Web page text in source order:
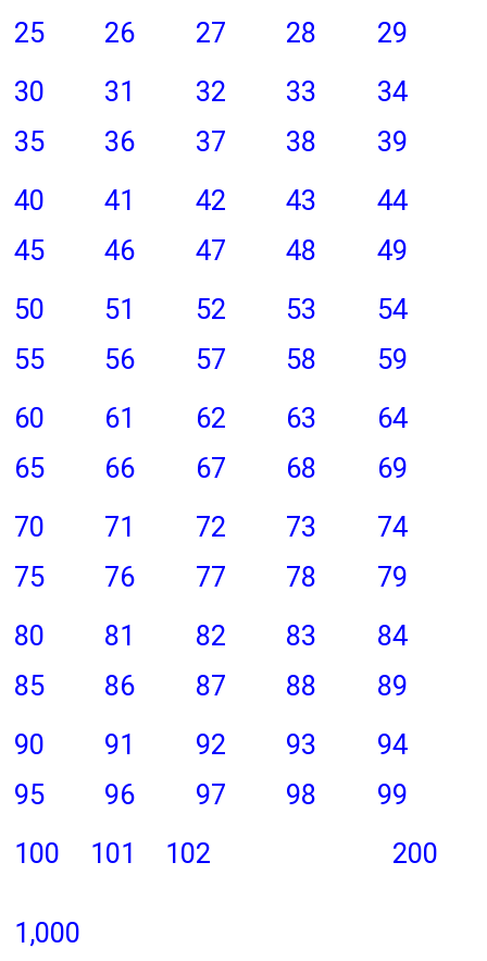
25
26 27 28
29
30
31 32 33
34
35
36 37 38
39
40
41 42 43
44
45
46 47 48
49
50
51 52 53
54
55
56 57 58
59
60
61 62 63
64
65
66 67 68
69
70
71 72 73
74
75
76 77 78
79
80
81 82 83
84
85
86 87 88
89
90
91 92 93
94
95
96 97 98
99
100
101 102 200
1,000